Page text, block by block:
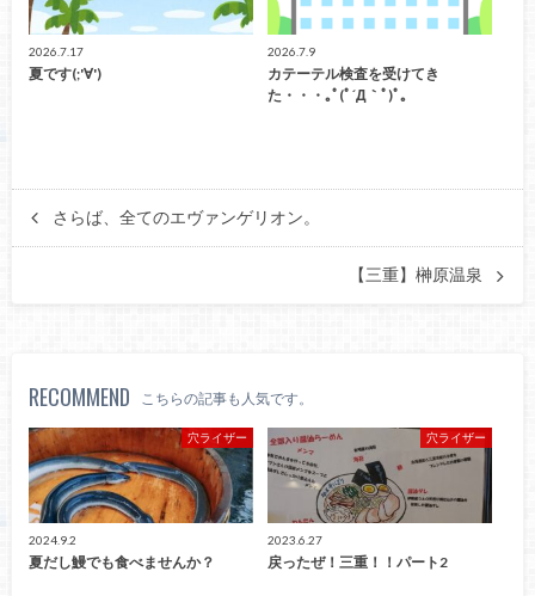
2026.7.17
夏です(;'∀')
2026.7.9
カテーテル検査を受けてき
た・・・｡ﾟ(ﾟ´Д｀ﾟ)ﾟ｡
さらば、全てのエヴァンゲリオン。
【三重】榊原温泉
RECOMMEND こちらの記事も人気です。
穴ライザー
2024.9.2
夏だし鰻でも食べませんか？
穴ライザー
2023.6.27
戻ったぜ！三重！！パート2